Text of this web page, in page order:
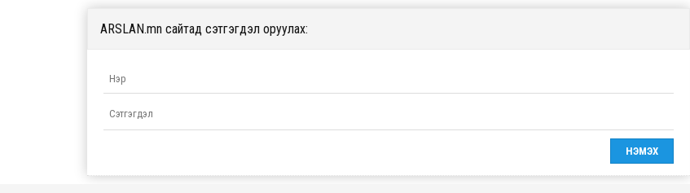
ARSLAN.mn сайтад сэтгэгдэл оруулах: